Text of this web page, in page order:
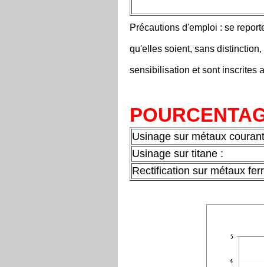
Précautions d'emploi : se
qu'elles soient, sans
sensibilisation et sont inscrites
Usinage sur métaux
Usinage sur titane :
Rectification sur métaux